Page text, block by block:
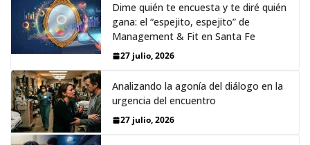
Dime quién te encuesta y te diré quién
gana: el “espejito, espejito” de
Management & Fit en Santa Fe
27 julio, 2026
Analizando la agonía del diálogo en la
urgencia del encuentro
27 julio, 2026